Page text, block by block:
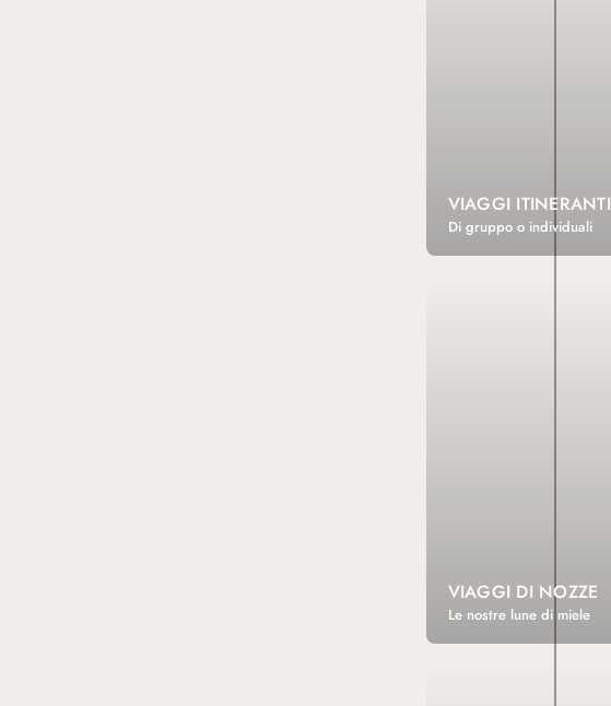
VIAGGI ITINERANTI
Di gruppo o individuali
VIAGGI DI NOZZE
Le nostre lune di miele